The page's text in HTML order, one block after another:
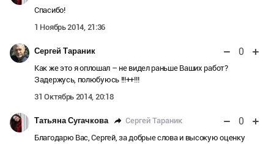
Спасибо!
1 Ноябрь 2014, 21:36
Сергей Тараник 0
Как же это я оплошал – не видел раньше Ваших работ?
Задержусь, полюбуюсь !!!++!!!
31 Октябрь 2014, 20:18
Татьяна Сугачкова Сергей Тараник 0
Благодарю Вас, Сергей, за добрые слова и высокую оценку